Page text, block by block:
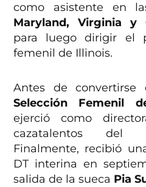
como asistente en
Maryland, Virginia y
para luego dirigir el
femenil de Illinois.
Antes de
Selección Femenil
ejerció como
cazatalentos del
Finalmente, recibió
DT interina en
salida de la sueca Pia